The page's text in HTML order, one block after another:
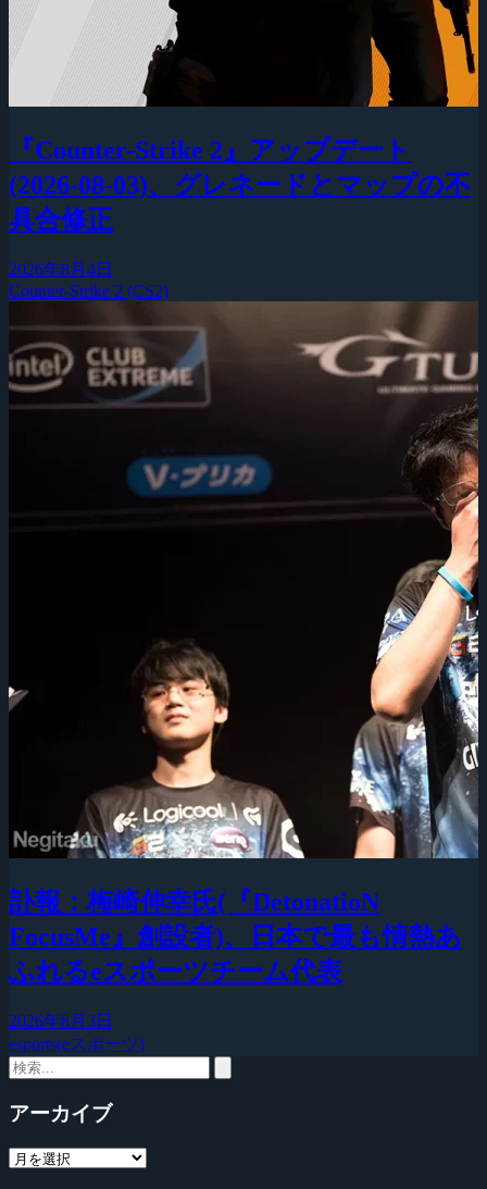
『Counter-Strike 2』アップデート
(2026-08-03)、グレネードとマップの不
具合修正
2026年8月4日
Counter-Strike 2 (CS2)
訃報：梅崎伸幸氏(『DetonatioN
FocusMe』創設者)、日本で最も情熱あ
ふれるeスポーツチーム代表
2026年8月3日
esports(eスポーツ)
アーカイブ